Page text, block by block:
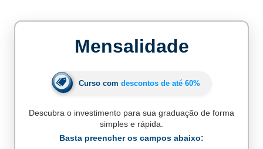
Mensalidade
Curso com descontos de até 60%
Descubra o investimento para sua graduação de forma
simples e rápida.
Basta preencher os campos abaixo: